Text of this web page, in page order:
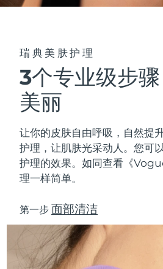
瑞典美肤护理
3个专业级步
美丽
让你的皮肤自由呼吸，自然提
护理，让肌肤光采动人。您可
护理的效果。如同查看《
理一样简单。
第一步 面部清洁
全部购买
FOREO APP
关于我们
泽西岛
哈萨克斯坦
科威特
拉脱维亚
黎巴嫩
卢森堡
中国澳门特别行政区